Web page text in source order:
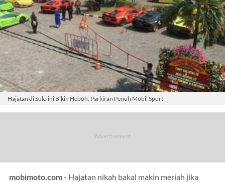
Hajatan di Solo ini Bikin Heboh, Parkiran Penuh Mobil Sport
mobimoto.com - Hajatan nikah bakal makin meriah jika